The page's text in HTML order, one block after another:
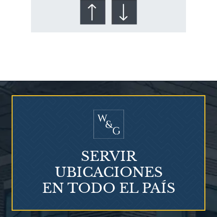
¿Quién corre el riesgo de
SERVIR
UBICACIONES
EN TODO EL PAÍS